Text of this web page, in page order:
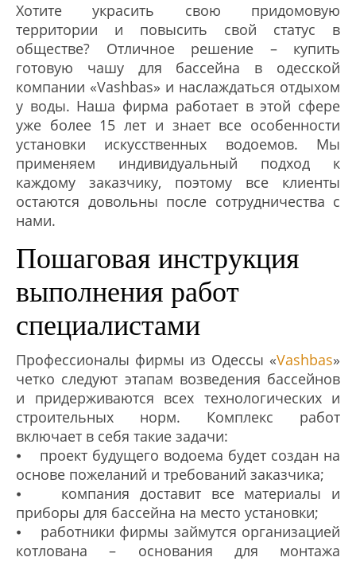
Хотите украсить свою придомовую
территории и повысить свой статус в
обществе? Отличное решение – купить
готовую чашу для бассейна в одесской
компании «Vashbas» и наслаждаться отдыхом
у воды. Наша фирма работает в этой сфере
уже более 15 лет и знает все особенности
установки искусственных водоемов. Мы
применяем индивидуальный подход к
каждому заказчику, поэтому все клиенты
остаются довольны после сотрудничества с
нами.
Пошаговая инструкция
выполнения работ
специалистами
Профессионалы фирмы из Одессы «Vashbas»
четко следуют этапам возведения бассейнов
и придерживаются всех технологических и
строительных норм. Комплекс работ
включает в себя такие задачи:
⦁ проект будущего водоема будет создан на
основе пожеланий и требований заказчика;
⦁ компания доставит все материалы и
приборы для бассейна на место установки;
⦁ работники фирмы займутся организацией
котлована – основания для монтажа